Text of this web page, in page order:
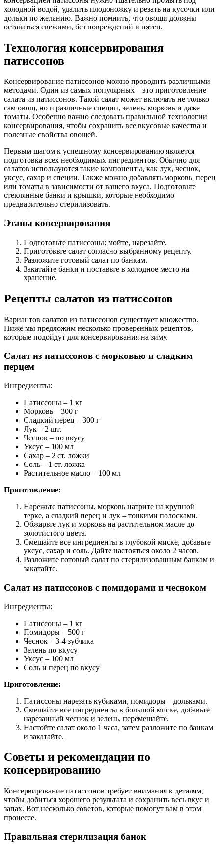
холодной водой, удалить плодоножку и резать на кусочки или
дольки по желанию. Важно помнить, что овощи должны
оставаться свежими, без повреждений и пятен.
Технология консервирования
патиссонов
Консервирование патиссонов можно проводить различными
методами. Один из самых популярных – это приготовление
салата из патиссонов. Такой салат может включать не только
сам овощ, но и различные специи, зелень, морковь и даже
томаты. Особенно важно следовать правильной технологии
консервирования, чтобы сохранить все вкусовые качества и
полезные свойства овощей.
Первым шагом к успешному консервированию является
подготовка всех необходимых ингредиентов. Обычно для
салатов используются такие компоненты, как лук, чеснок,
уксус, сахар и специи. Также можно добавлять морковь, перец
или томаты в зависимости от вашего вкуса. Подготовьте
стеклянные банки и крышки, которые необходимо
предварительно стерилизовать.
Этапы консервирования
Подготовьте патиссоны: мойте, нарезайте.
Приготовьте салат согласно выбранному рецепту.
Разложите готовый салат по банкам.
Закатайте банки и поставьте в холодное место на
хранение.
Рецепты салатов из патиссонов
Вариантов салатов из патиссонов существует множество.
Ниже мы предложим несколько проверенных рецептов,
которые подойдут для консервирования на зиму.
Салат из патиссонов с морковью и сладким
перцем
Ингредиенты:
Патиссоны – 1 кг
Морковь – 300 г
Сладкий перец – 300 г
Лук – 2 шт.
Чеснок – по вкусу
Уксус – 100 мл
Сахар – 2 ст. ложки
Соль – 1 ст. ложка
Растительное масло – 100 мл
Приготовление:
Нарежьте патиссоны, морковь натрите на крупной
терке, а сладкий перец и лук – тонкими полосками.
Обжарьте лук и морковь на растительном масле до
золотистого цвета.
Смешайте все ингредиенты в глубокой миске, добавьте
уксус, сахар и соль. Дайте настояться около 2 часов.
Разложите готовый салат по стерилизованным банкам и
закатайте.
Салат из патиссонов с помидорами и чесноком
Ингредиенты:
Патиссоны – 1 кг
Помидоры – 500 г
Чеснок – 3-4 зубчика
Зелень по вкусу
Уксус – 100 мл
Соль и перец по вкусу
Приготовление:
Патиссоны нарезать кубиками, помидоры – дольками.
Смешайте все ингредиенты в большой миске, добавьте
нарезанный чеснок и зелень, перемешайте.
Настойте салат около 1 часа, затем разложите по банкам
и закатайте.
Советы и рекомендации по
консервированию
Консервирование патиссонов требует внимания к деталям,
чтобы добиться хорошего результата и сохранить весь вкус и
запах. Вот несколько советов, которые помогут вам в этом
процессе.
Правильная стерилизация банок